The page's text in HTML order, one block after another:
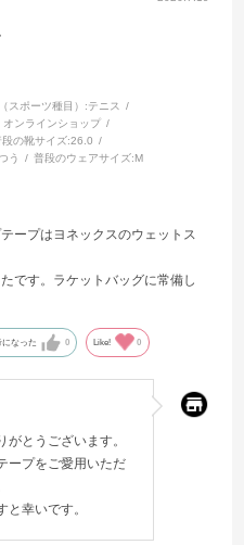
スポーツ種目）:テニス
オンラインショップ
段の靴サイズ:26.0
う 普段のウェアサイズ:M
ープはヨネックスのウェットス
です。ラケットバッグに常備し
になった 0 Like! 0
とうございます。
ープをご愛用いただ
幸いです。